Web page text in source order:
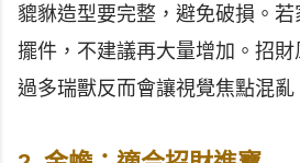
貔貅造型要完整，避免破損。
擺件，不建議再大量增加。招財
過多瑞獸反而會讓視覺焦點混亂